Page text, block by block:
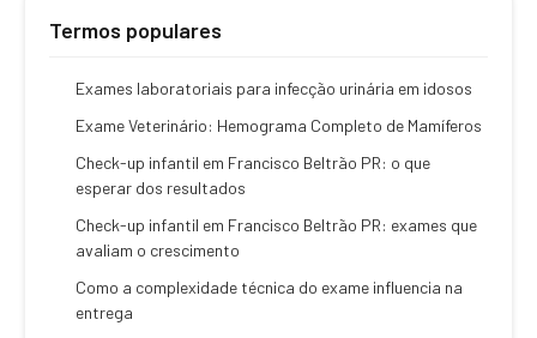
Termos populares
Exames laboratoriais para infecção urinária em idosos
Exame Veterinário: Hemograma Completo de Mamíferos
Check-up infantil em Francisco Beltrão PR: o que
esperar dos resultados
Check-up infantil em Francisco Beltrão PR: exames que
avaliam o crescimento
Como a complexidade técnica do exame influencia na
entrega